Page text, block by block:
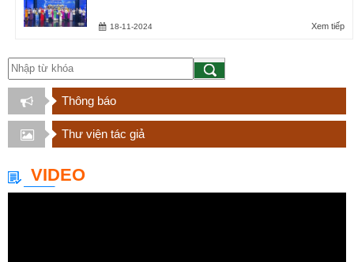
Xem tiếp
18-11-2024
Thông báo
Thư viện tác giả
VIDEO